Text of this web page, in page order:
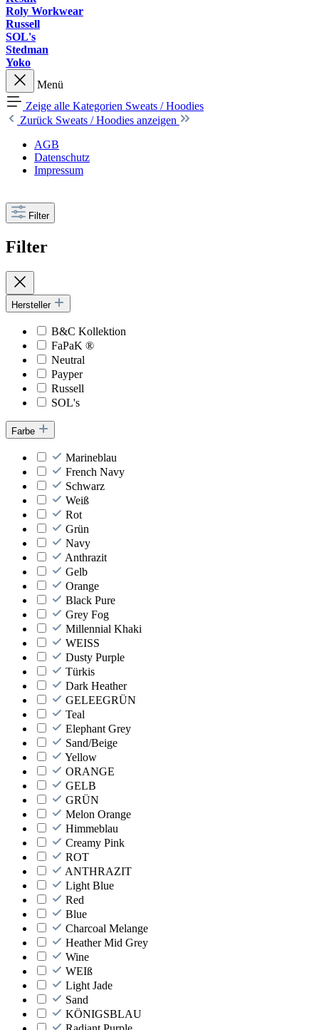
Roly Workwear
Russell
SOL's
Stedman
Yoko
Menü
Zeige alle Kategorien Sweats / Hoodies
Zurück Sweats / Hoodies anzeigen
AGB
Datenschutz
Impressum
Filter
Filter
Hersteller
B&C Kollektion
FaPaK ®
Neutral
Payper
Russell
SOL's
Farbe
Marineblau
French Navy
Schwarz
Weiß
Rot
Grün
Navy
Anthrazit
Gelb
Orange
Black Pure
Grey Fog
Millennial Khaki
WEISS
Dusty Purple
Türkis
Dark Heather
GELEEGRÜN
Teal
Elephant Grey
Sand/Beige
Yellow
ORANGE
GELB
GRÜN
Melon Orange
Himmeblau
Creamy Pink
ROT
ANTHRAZIT
Light Blue
Red
Blue
Charcoal Melange
Heather Mid Grey
Wine
WEIß
Light Jade
Sand
KÖNIGSBLAU